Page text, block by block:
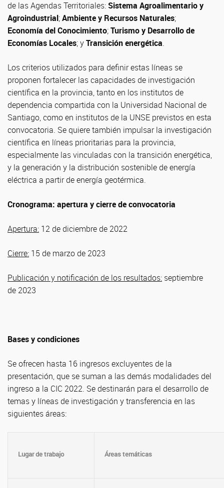
de las Agendas Territoriales: Sistema Agroalimentario y
Agroindustrial;Ambiente y Recursos Naturales;
Economía del Conocimiento;Turismo y Desarrollo de
Economías Locales; yTransición energética.
Los criterios utilizados para definir estas líneas se
proponen fortalecer las capacidades de investigación
científica en la provincia, tanto en los institutos de
dependencia compartida con la Universidad Nacional de
Santiago, como en institutos de la UNSE previstos en esta
convocatoria. Se quiere también impulsar la investigación
científica en líneas prioritarias para la provincia,
especialmente las vinculadas con la transición energética,
y la generación y la distribución sostenible de energía
eléctrica a partir de energía geotérmica.
Cronograma: apertura y cierre de convocatoria
Apertura: 12 de diciembre de 2022
Cierre: 15 de marzo de 2023
Publicación y notificación de los resultados: septiembre
de 2023
Bases y condiciones
Se ofrecen hasta 16 ingresos excluyentes de la
presentación, que se suman a las demás modalidades del
ingreso a la CIC 2022. Se destinarán para el desarrollo de
temas y líneas de investigación y transferencia en las
siguientes áreas:
Lugar de trabajo Áreas temáticas